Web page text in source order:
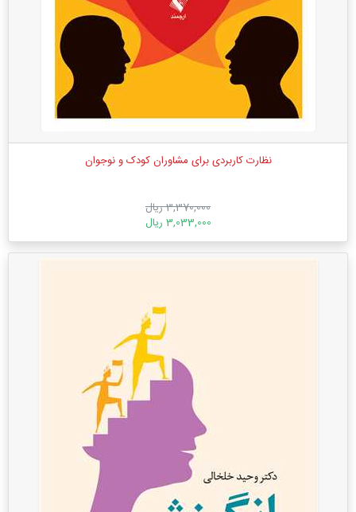
نظارت کاربردی برای مشاوران کودک و نوجوان
3,370,000 ریال
3,033,000 ریال